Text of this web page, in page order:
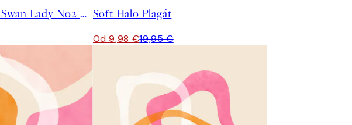
Studio Vreeken - Swan Lady No2 Plagát Soft Halo Plagát
Od 9,98 €19,95 €